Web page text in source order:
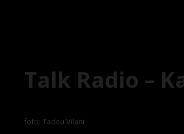
Talk Radio –
foto: Tadeu Vilani